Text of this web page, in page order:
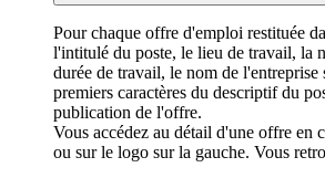
Pour chaque offre d'emploi restituée
l'intitulé du poste, le lieu de travail, la
durée de travail, le nom de l'entreprise
premiers caractères du descriptif du
publication de l'offre.
Vous accédez au détail d'une offre en
ou sur le logo sur la gauche. Vous